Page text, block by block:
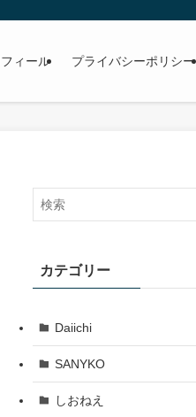
ィール プライバシーポリシー
カテゴリー
Daiichi
SANYKO
しおねえ